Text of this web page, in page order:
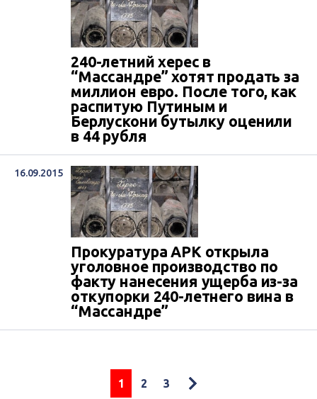
240-летний херес в
“Массандре” хотят продать за
миллион евро. После того, как
распитую Путиным и
Берлускони бутылку оценили
в 44 рубля
16.09.2015
Прокуратура АРК открыла
уголовное производство по
факту нанесения ущерба из-за
откупорки 240-летнего вина в
“Массандре”
1 2 3